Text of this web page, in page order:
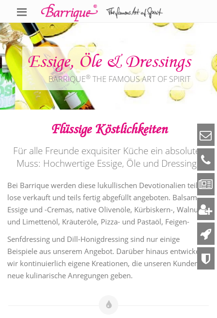
Essige, Öle & Dressings
BARRIQUE® THE FAMOUS ART OF SPIRIT
Flüssige Köstlichkeiten
Für alle Freunde exquisiter Küche ein absolutes
Muss: Hochwertige Essige, Öle und Dressings
Bei Barrique werden diese lukullischen Devotionalien teils
lose verkauft und teils fertig abgefüllt angeboten. Balsam-
Essige und -Cremas, native Olivenöle, Kürbiskern-, Walnuss-
und Limettenöl, Kräuteröle, Pizza- und Pastaöl, Feigen-
Senfdressing und Dill-Honigdressing sind nur einige
Beispiele aus unserem Angebot. Darüber hinaus entwickeln
wir kontinuierlich eigene Kreationen, die unseren Kunden
neue kulinarische Anregungen geben.